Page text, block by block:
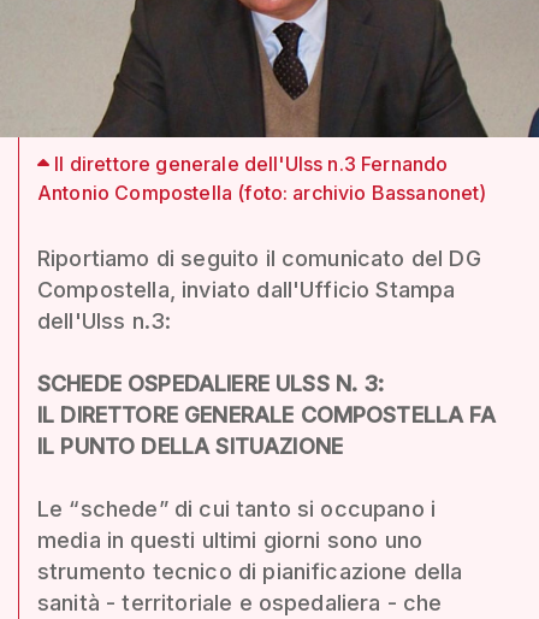
Il direttore generale dell'Ulss n.3 Fernando
Antonio Compostella (foto: archivio Bassanonet)
Riportiamo di seguito il comunicato del DG
Compostella, inviato dall'Ufficio Stampa
dell'Ulss n.3:
SCHEDE OSPEDALIERE ULSS N. 3:
IL DIRETTORE GENERALE COMPOSTELLA FA
IL PUNTO DELLA SITUAZIONE
Le “schede” di cui tanto si occupano i
media in questi ultimi giorni sono uno
strumento tecnico di pianificazione della
sanità - territoriale e ospedaliera - che